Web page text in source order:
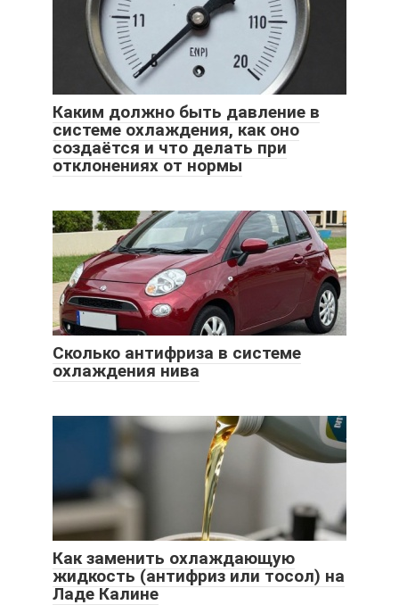
Каким должно быть давление в
системе охлаждения, как оно
создаётся и что делать при
отклонениях от нормы
Сколько антифриза в системе
охлаждения нива
Как заменить охлаждающую
жидкость (антифриз или тосол) на
Ладе Калине